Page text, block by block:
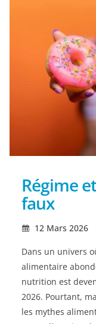
Régime
faux
12 Mars 2026
Dans un univers
alimentaire
nutrition est
2026. Pourtant,
les mythes